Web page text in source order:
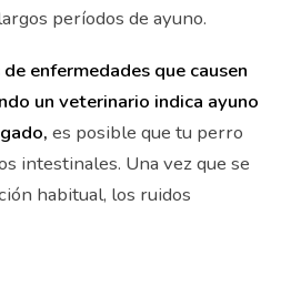
períodos de ayuno.
de enfermedades que causen
un veterinario indica ayuno
es posible que tu perro
intestinales. Una vez que se
habitual, los ruidos